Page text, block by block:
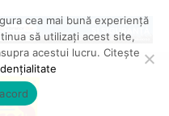
cea mai bună experiență
să utilizați acest site,
acestui lucru. Citește